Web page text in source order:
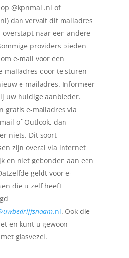
@kpnmail.nl of
dan vervalt dit mailadres
overstapt naar een andere
providers bieden
e-mail voor een
mailadres door te sturen
e-mailadres. Informeer
uw huidige aanbieder.
gratis e-mailadres via
of Outlook, dan
niets. Dit soort
zijn overal via internet
en niet gebonden aan een
geldt voor e-
die u zelf heeft
uwbedrijfsnaam.nl. Ook die
en kunt u gewoon
glasvezel.